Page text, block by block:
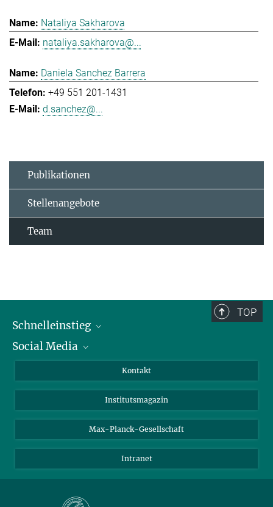
Nataliya Sakharova
nataliya.sakharova@...
Daniela Sanchez Barrera
+49 551 201-1431
d.sanchez@...
Publikationen
Stellenangebote
Team
TOP
Schnelleinstieg
Alumni
Schulen
Studierende
Social Media
Facebook
YouTube
Kontakt
Institutsmagazin
Max-Planck-Gesellschaft
Intranet